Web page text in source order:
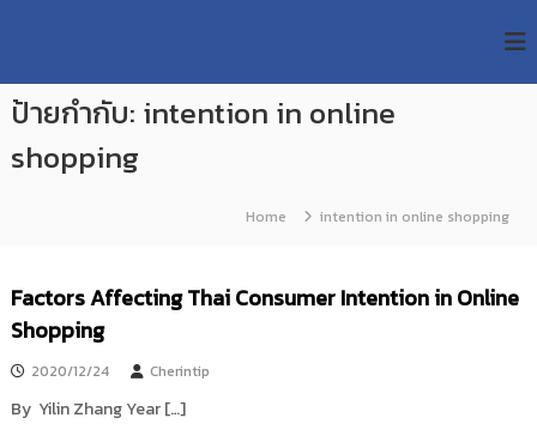
p
U
T
T
a
r
h
R
วิ
ท
ย
า
โ
โ
ยี
ร
า
ป้ายกำกับ: intention in online
shopping
Home intention in online shopping
Factors Affecting Thai Consumer Intention in Online
Shopping
2020/12/24 Cherintip
By Yilin Zhang Year […]